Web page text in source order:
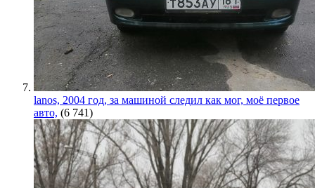
lanos, 2004 год, за машиной следил как мог, моё первое
авто, (6 741)